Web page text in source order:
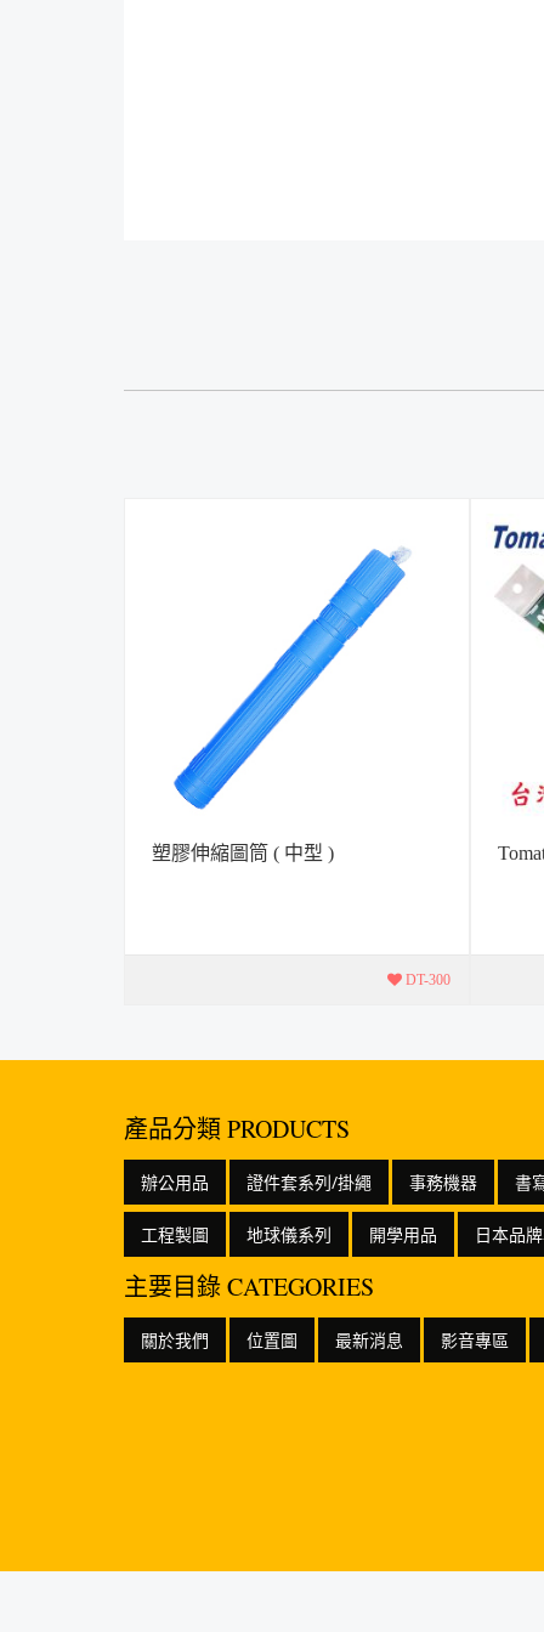
塑膠伸縮圖筒 ( 中型 )
DT-300
產品分類 PRODUCTS
辦公用品 證件套系列/掛繩 事務機器 書
工程製圖 地球儀系列 開學用品 日本品
主要目錄 CATEGORIES
關於我們 位置圖 最新消息 影音專區